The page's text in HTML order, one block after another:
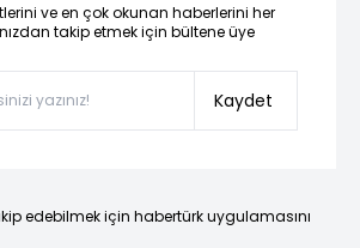
ve en çok okunan haberlerini her
takip etmek için bültene üye
Kaydet
edebilmek için habertürk uygulamasını